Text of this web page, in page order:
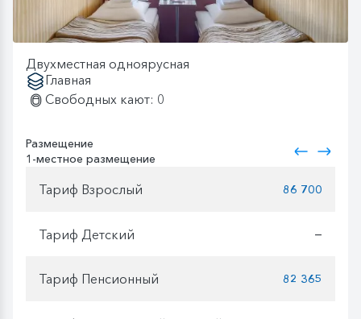
Двухместная одноярусная
Главная
Свободных кают: 0
Размещение
1-местное размещение
Тариф Взрослый 86 700
Тариф Детский —
Тариф Пенсионный 82 365